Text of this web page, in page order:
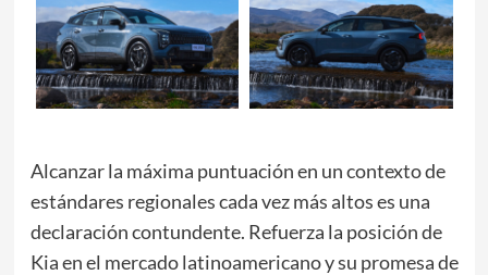
Alcanzar la máxima puntuación en un contexto de
estándares regionales cada vez más altos es una
declaración contundente. Refuerza la posición de
Kia en el mercado latinoamericano y su promesa de